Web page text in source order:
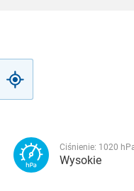
Ciśnienie: 1020
Wysokie